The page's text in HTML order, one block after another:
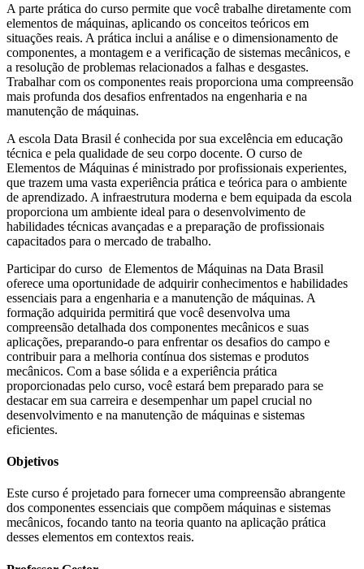
A parte prática do curso permite que você trabalhe diretamente com
elementos de máquinas, aplicando os conceitos teóricos em
situações reais. A prática inclui a análise e o dimensionamento de
componentes, a montagem e a verificação de sistemas mecânicos, e
a resolução de problemas relacionados a falhas e desgastes.
Trabalhar com os componentes reais proporciona uma compreensão
mais profunda dos desafios enfrentados na engenharia e na
manutenção de máquinas.
A escola Data Brasil é conhecida por sua excelência em educação
técnica e pela qualidade de seu corpo docente. O curso de
Elementos de Máquinas é ministrado por profissionais experientes,
que trazem uma vasta experiência prática e teórica para o ambiente
de aprendizado. A infraestrutura moderna e bem equipada da escola
proporciona um ambiente ideal para o desenvolvimento de
habilidades técnicas avançadas e a preparação de profissionais
capacitados para o mercado de trabalho.
Participar do curso de Elementos de Máquinas na Data Brasil
oferece uma oportunidade de adquirir conhecimentos e habilidades
essenciais para a engenharia e a manutenção de máquinas. A
formação adquirida permitirá que você desenvolva uma
compreensão detalhada dos componentes mecânicos e suas
aplicações, preparando-o para enfrentar os desafios do campo e
contribuir para a melhoria contínua dos sistemas e produtos
mecânicos. Com a base sólida e a experiência prática
proporcionadas pelo curso, você estará bem preparado para se
destacar em sua carreira e desempenhar um papel crucial no
desenvolvimento e na manutenção de máquinas e sistemas
eficientes.
Objetivos
Este curso é projetado para fornecer uma compreensão abrangente
dos componentes essenciais que compõem máquinas e sistemas
mecânicos, focando tanto na teoria quanto na aplicação prática
desses elementos em contextos reais.